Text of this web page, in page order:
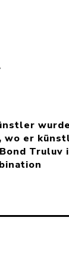
wo er
Truluv